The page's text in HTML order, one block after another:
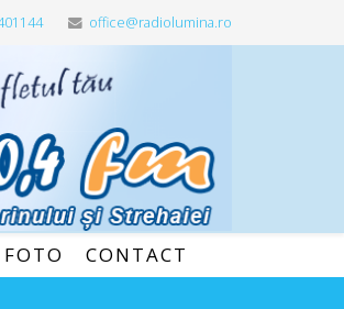
office@radiolumina.ro
CONTACT